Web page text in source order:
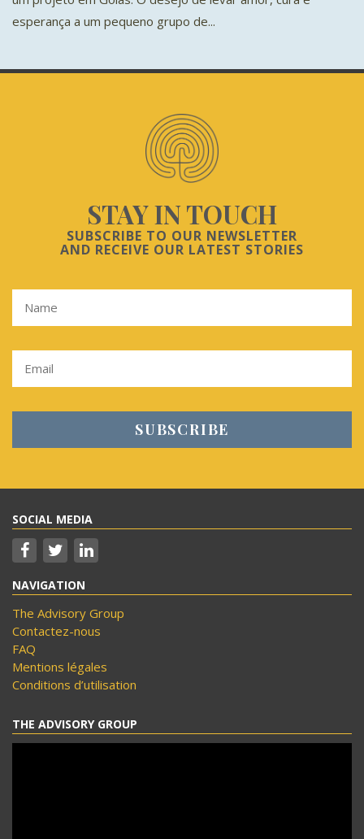
esperança a um pequeno grupo de...
STAY IN TOUCH
SUBSCRIBE TO OUR NEWSLETTER
AND RECEIVE OUR LATEST STORIES
SOCIAL MEDIA
NAVIGATION
The Advisory Group
Contactez-nous
FAQ
Mentions légales
Conditions d’utilisation
THE ADVISORY GROUP